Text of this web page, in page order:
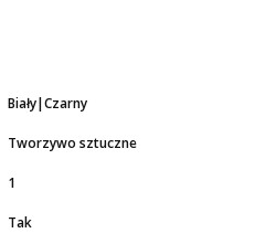
Biały|Czarny
Tworzywo sztuczne
1
Tak